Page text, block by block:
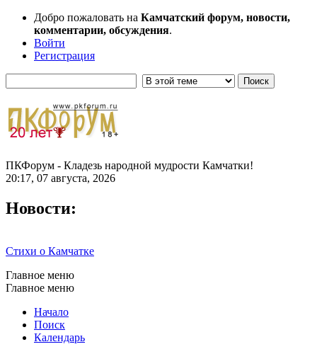
Добро пожаловать на Камчатский форум, новости,
комментарии, обсуждения.
Войти
Регистрация
ПКФорум - Кладезь народной мудрости Камчатки!
20:17, 07 августа, 2026
Новости:
Стихи о Камчатке
Главное меню
Главное меню
Начало
Поиск
Календарь